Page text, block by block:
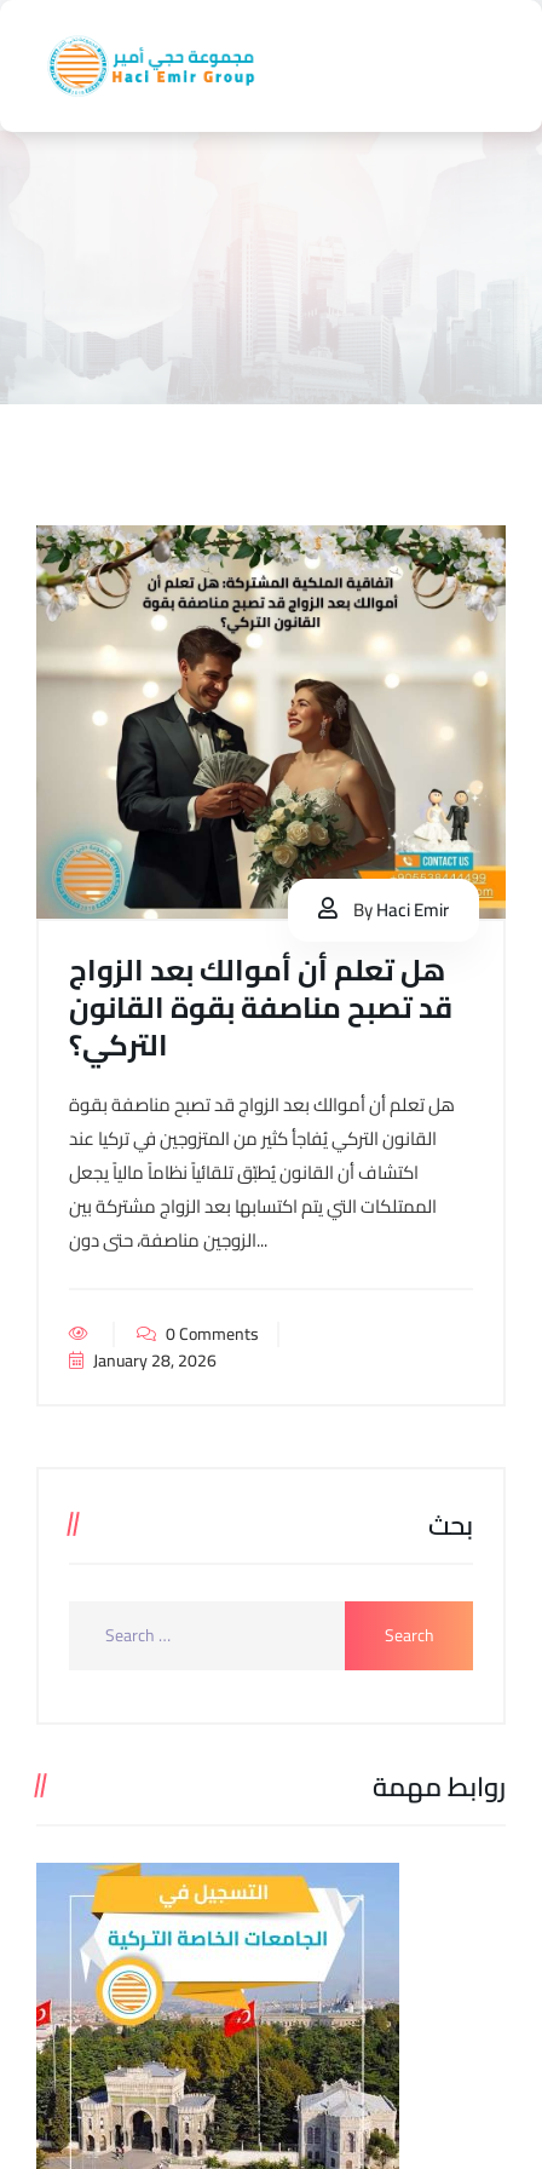
ByHaci Emir
هل تعلم أن أموالك بعد الزواج
قد تصبح مناصفة بقوة القانون
التركي؟
هل تعلم أن أموالك بعد الزواج قد تصبح مناصفة بقوة
القانون التركي يُفاجأ كثير من المتزوجين في تركيا عند
اكتشاف أن القانون يُطبّق تلقائياً نظاماً مالياً يجعل
الممتلكات التي يتم اكتسابها بعد الزواج مشتركة بين
الزوجين مناصفة، حتى دون...
0 Comments
January 28, 2026
بحث
روابط مهمة